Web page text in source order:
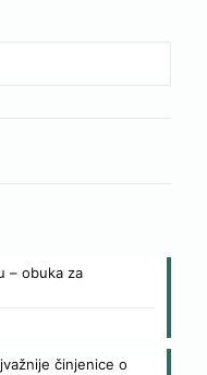
– obuka za
činjenice o